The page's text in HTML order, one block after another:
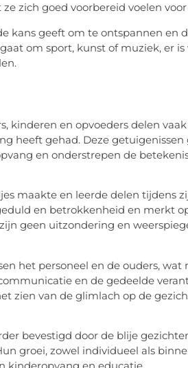
zich goed voorbereid voelen voor
kans geeft om te ontspannen en
om sport, kunst of muziek, er
kinderen en opvoeders delen
heeft gehad. Deze getuigenissen
en onderstrepen de
maakte en leerde delen tijdens
en betrokkenheid en merkt
geen uitzondering en
het personeel en de ouders, wat
en de gedeelde
zien van de glimlach op de
bevestigd door de blije
groei, zowel individueel als